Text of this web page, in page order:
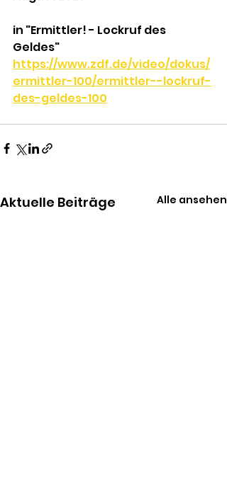
in "Ermittler! - Lockruf des
Geldes"
https://www.zdf.de/video/dokus/
ermittler-100/ermittler--lockruf-
des-geldes-100
Aktuelle Beiträge Alle ansehen